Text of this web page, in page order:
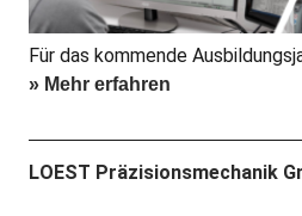
Für das kommende
» Mehr erfahren
LOEST Präzisionsmechanik